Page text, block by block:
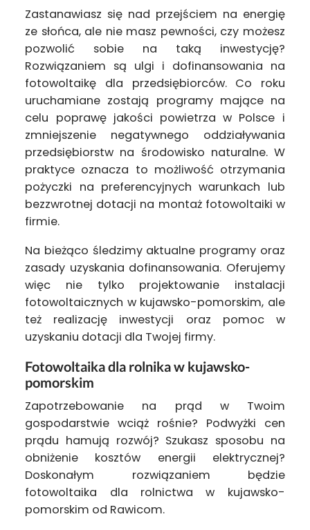
Zastanawiasz się nad przejściem na energię
ze słońca, ale nie masz pewności, czy możesz
pozwolić sobie na taką inwestycję?
Rozwiązaniem są ulgi i dofinansowania na
fotowoltaikę dla przedsiębiorców. Co roku
uruchamiane zostają programy mające na
celu poprawę jakości powietrza w Polsce i
zmniejszenie negatywnego oddziaływania
przedsiębiorstw na środowisko naturalne. W
praktyce oznacza to możliwość otrzymania
pożyczki na preferencyjnych warunkach lub
bezzwrotnej dotacji na montaż fotowoltaiki w
firmie.
Na bieżąco śledzimy aktualne programy oraz
zasady uzyskania dofinansowania. Oferujemy
więc nie tylko projektowanie instalacji
fotowoltaicznych w kujawsko-pomorskim, ale
też realizację inwestycji oraz pomoc w
uzyskaniu dotacji dla Twojej firmy.
Fotowoltaika dla rolnika w kujawsko-
pomorskim
Zapotrzebowanie na prąd w Twoim
gospodarstwie wciąż rośnie? Podwyżki cen
prądu hamują rozwój? Szukasz sposobu na
obniżenie kosztów energii elektrycznej?
Doskonałym rozwiązaniem będzie
fotowoltaika dla rolnictwa w kujawsko-
pomorskim od Rawicom.